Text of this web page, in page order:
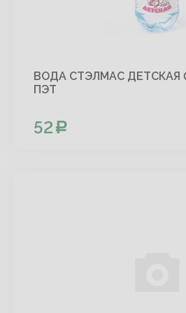
ВОДА СТЭЛМАС ДЕТСКАЯ
ПЭТ
52